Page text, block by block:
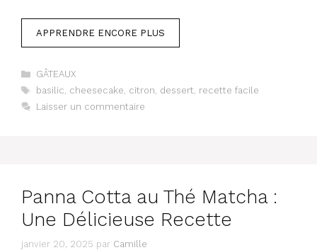
APPRENDRE ENCORE PLUS
Catégories
GÂTEAUX
Étiquettes
basilic, cheesecake, citron, dessert, recette facile
Laisser un commentaire
Panna Cotta au Thé Matcha :
Une Délicieuse Recette
janvier 20, 2025 par Camille